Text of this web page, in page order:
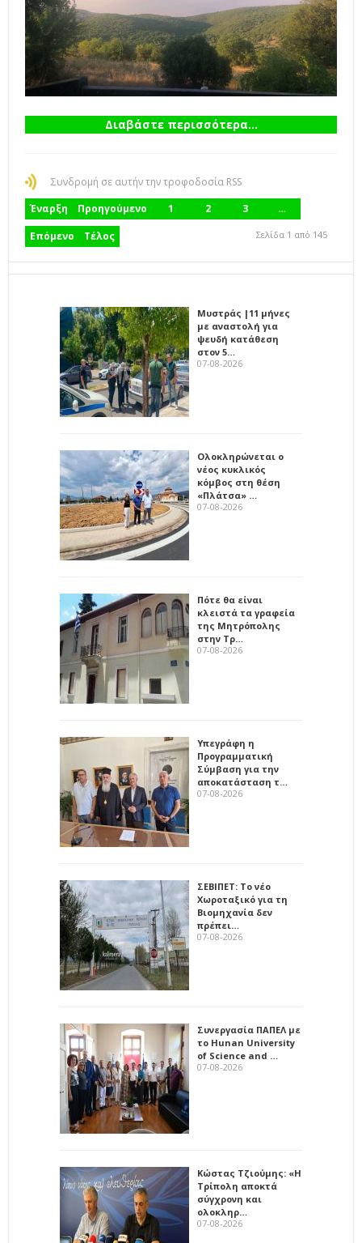
Διαβάστε περισσότερα...
Συνδρομή σε αυτήν την τροφοδοσία RSS
Έναρξη
Προηγούμενο 1 2 3
…
Επόμενο
Τέλος Σελίδα 1 από 145
Μυστράς |11 μήνες
με αναστολή για
ψευδή κατάθεση
στον 5…
07-08-2026
Ολοκληρώνεται ο
νέος κυκλικός
κόμβος στη θέση
«Πλάτσα» …
07-08-2026
Πότε θα είναι
κλειστά τα γραφεία
της Μητρόπολης
στην Τρ…
07-08-2026
Υπεγράφη η
Προγραμματική
Σύμβαση για την
αποκατάσταση τ…
07-08-2026
ΣΕΒΙΠΕΤ: Το νέο
Χωροταξικό για τη
Βιομηχανία δεν
πρέπει…
07-08-2026
Συνεργασία ΠΑΠΕΛ με
το Hunan University
of Science and …
07-08-2026
Κώστας Τζιούμης: «Η
Τρίπολη αποκτά
σύγχρονη και
ολοκληρ…
07-08-2026